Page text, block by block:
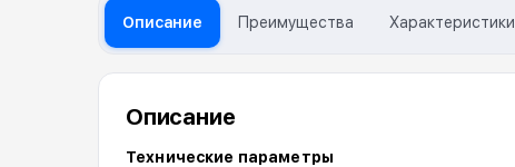
Описание Преимущества Характеристики
Описание
Технические параметры